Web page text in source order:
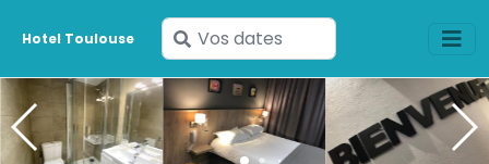
Hotel Toulouse
Saisissez
vos
dates